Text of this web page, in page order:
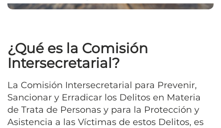
¿Qué es la Comisión
Intersecretarial?
La Comisión Intersecretarial para Prevenir,
Sancionar y Erradicar los Delitos en Materia
de Trata de Personas y para la Protección y
Asistencia a las Víctimas de estos Delitos, es